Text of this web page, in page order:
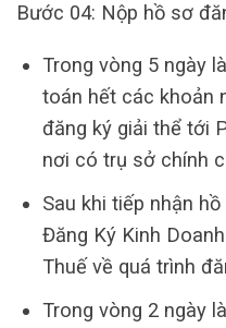
Bước 04: Nộp hồ sơ
Trong vòng 5 ngày
toán hết các khoản
đăng ký giải thể tới
nơi có trụ sở chính
Sau khi tiếp nhận
Đăng Ký Kinh
Thuế về quá trình
Trong vòng 2 ngày